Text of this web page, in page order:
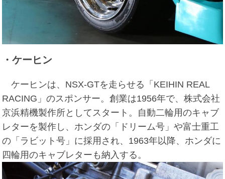
・ケーヒン
ケーヒンは、NSX-GTを走らせる「KEIHIN REAL
RACING」のスポンサー。創業は1956年で、株式会社
京浜精機製作所としてスタート。自動二輪用のキャブ
レターを製作し、ホンダの「ドリーム号」や富士重工
の「ラビット号」に採用され、1963年以降、ホンダに
四輪用のキャブレターも納入する。